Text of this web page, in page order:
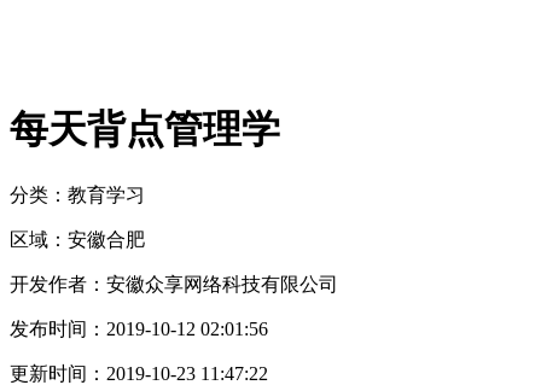
每天背点管理学
分类：教育学习
区域： 安徽合肥
开发作者： 安徽众享网络科技有限公司
发布时间： 2019-10-12 02:01:56
更新时间： 2019-10-23 11:47:22